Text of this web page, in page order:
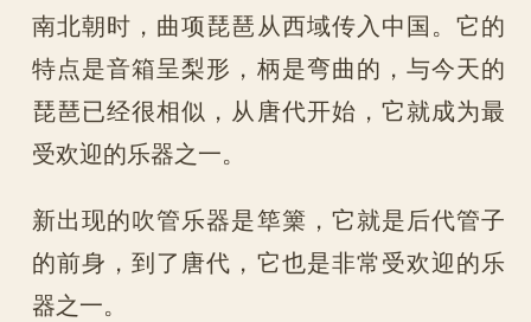
南北朝时，曲项琵琶从西域传入中国。它的
特点是音箱呈梨形，柄是弯曲的，与今天的
琵琶已经很相似，从唐代开始，它就成为最
受欢迎的乐器之一。
新出现的吹管乐器是筚篥，它就是后代管子
的前身，到了唐代，它也是非常受欢迎的乐
器之一。